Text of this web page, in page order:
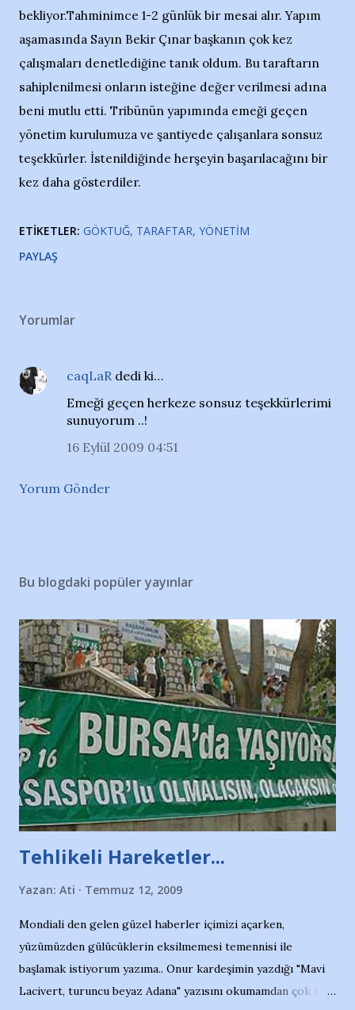
bekliyor.Tahminimce 1-2 günlük bir mesai alır. Yapım
aşamasında Sayın Bekir Çınar başkanın çok kez
çalışmaları denetlediğine tanık oldum. Bu taraftarın
sahiplenilmesi onların isteğine değer verilmesi adına
beni mutlu etti. Tribünün yapımında emeği geçen
yönetim kurulumuza ve şantiyede çalışanlara sonsuz
teşekkürler. İstenildiğinde herşeyin başarılacağını bir
kez daha gösterdiler.
ETIKETLER: GÖKTUĞ TARAFTAR YÖNETIM
PAYLAŞ
Yorumlar
caqLaR dedi ki…
Emeği geçen herkeze sonsuz teşekkürlerimi
sunuyorum ..!
16 Eylül 2009 04:51
Yorum Gönder
Bu blogdaki popüler yayınlar
Tehlikeli Hareketler...
Yazan: Ati Temmuz 12, 2009
Mondiali den gelen güzel haberler içimizi açarken,
yüzümüzden gülücüklerin eksilmemesi temennisi ile
başlamak istiyorum yazıma.. Onur kardeşimin yazdığı "Mavi
Lacivert, turuncu beyaz Adana" yazısını okumamdan çok kısa